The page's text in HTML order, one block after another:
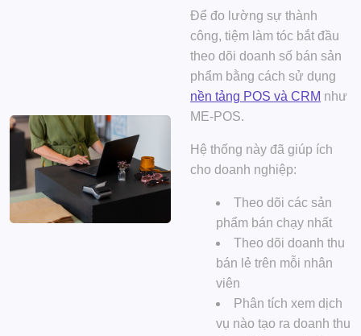
Để đo lường sự thành
công, tiệm làm tóc bắt đầu
theo dõi doanh số bán sản
phẩm bằng cách sử dụng
nền tảng POS và CRM như
ME-POS.
Hệ thống này đã giúp ích
cho doanh nghiệp:
Theo dõi các sản
phẩm bán chạy nhất
Theo dõi doanh thu
bán lẻ trên mỗi nhân
viên
Phân tích xem dịch
vụ nào tạo ra doanh thu